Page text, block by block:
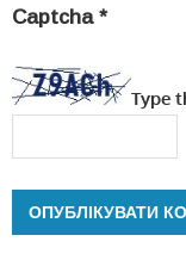
Captcha *
Type